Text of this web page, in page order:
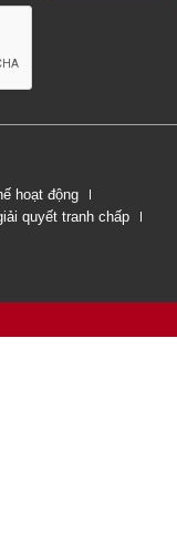
hoạt động
quyết tranh chấp